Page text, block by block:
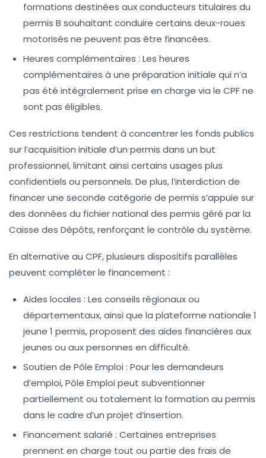
formations destinées aux conducteurs titulaires du
permis B souhaitant conduire certains deux-roues
motorisés ne peuvent pas être financées.
Heures complémentaires : Les heures
complémentaires à une préparation initiale qui n’a
pas été intégralement prise en charge via le CPF ne
sont pas éligibles.
Ces restrictions tendent à concentrer les fonds publics
sur l’acquisition initiale d’un permis dans un but
professionnel, limitant ainsi certains usages plus
confidentiels ou personnels. De plus, l’interdiction de
financer une seconde catégorie de permis s’appuie sur
des données du fichier national des permis géré par la
Caisse des Dépôts, renforçant le contrôle du système.
En alternative au CPF, plusieurs dispositifs parallèles
peuvent compléter le financement :
Aides locales : Les conseils régionaux ou
départementaux, ainsi que la plateforme nationale 1
jeune 1 permis, proposent des aides financières aux
jeunes ou aux personnes en difficulté.
Soutien de Pôle Emploi : Pour les demandeurs
d’emploi, Pôle Emploi peut subventionner
partiellement ou totalement la formation au permis
dans le cadre d’un projet d’insertion.
Financement salarié : Certaines entreprises
prennent en charge tout ou partie des frais de